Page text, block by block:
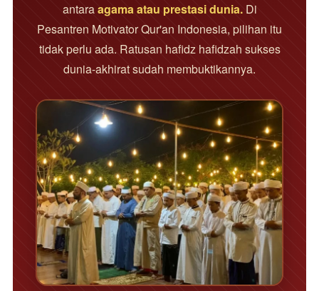
antaraagama atau prestasi dunia.Di
Pesantren Motivator Qur'an Indonesia, pilihan itu
tidak perlu ada. Ratusan hafidz hafidzah sukses
dunia-akhirat sudah membuktikannya.